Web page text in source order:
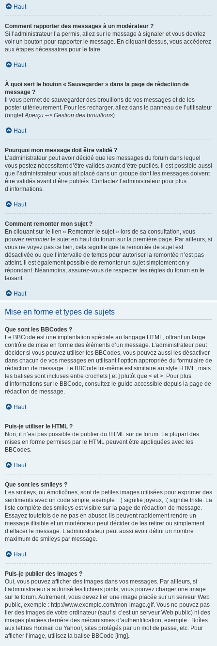
Haut
Comment rapporter des messages à un modérateur ?
Si l’administrateur l’a permis, allez sur le message à signaler et vous devriez
voir un bouton pour rapporter le message. En cliquant dessus, vous accéderez
aux étapes nécessaires pour le faire.
Haut
À quoi sert le bouton « Sauvegarder » dans la page de rédaction de
message ?
Il vous permet de sauvegarder des brouillons de vos messages et de les
poster ultérieurement. Pour les recharger, allez dans le panneau de l’utilisateur
(ongletAperçu --> Gestion des brouillons).
Haut
Pourquoi mon message doit être validé ?
L’administrateur peut avoir décidé que les messages du forum dans lequel
vous postez nécessitent d’être validés avant d’être publiés. Il est possible aussi
que l’administrateur vous ait placé dans un groupe dont les messages doivent
être validés avant d’être publiés. Contactez l’administrateur pour plus
d’informations.
Haut
Comment remonter mon sujet ?
En cliquant sur le lien « Remonter le sujet » lors de sa consultation, vous
pouvez remonterle sujet en haut du forum sur la première page. Par ailleurs, si
vous ne voyez pas ce lien, cela signifie que la remontée de sujet est
désactivée ou que l’intervalle de temps pour autoriser la remontée n’est pas
atteint. Il est également possible de remonter un sujet simplement en y
répondant. Néanmoins, assurez-vous de respecter les règles du forum en le
faisant.
Haut
Mise en forme et types de sujets
Que sont les BBCodes ?
Le BBCode est une implantation spéciale au langage HTML, offrant un large
contrôle de mise en forme des éléments d’un message. L’administrateur peut
décider si vous pouvez utiliser les BBCodes, vous pouvez aussi les désactiver
dans chacun de vos messages en utilisant l’option appropriée du formulaire de
rédaction de message. Le BBCode lui-même est similaire au style HTML, mais
les balises sont incluses entre crochets [ et ] plutôt que < et >. Pour plus
d’informations sur le BBCode, consultez le guide accessible depuis la page de
rédaction de message.
Haut
Puis-je utiliser le HTML ?
Non, il n’est pas possible de publier du HTML sur ce forum. La plupart des
mises en forme permises par le HTML peuvent être appliquées avec les
BBCodes.
Haut
Que sont les smileys ?
Les smileys, ou émoticônes, sont de petites images utilisées pour exprimer des
sentiments avec un code simple, exemple : :) signifie joyeux, :( signifie triste. La
liste complète des smileys est visible sur la page de rédaction de message.
Essayez toutefois de ne pas en abuser. Ils peuvent rapidement rendre un
message illisible et un modérateur peut décider de les retirer ou simplement
d’effacer le message. L’administrateur peut aussi avoir défini un nombre
maximum de smileys par message.
Haut
Puis-je publier des images ?
Oui, vous pouvez afficher des images dans vos messages. Par ailleurs, si
l’administrateur a autorisé les fichiers joints, vous pouvez charger une image
sur le forum. Autrement, vous devez lier une image placée sur un serveur Web
public, exemple : http://www.exemple.com/mon-image.gif. Vous ne pouvez pas
lier des images de votre ordinateur (sauf si c’est un serveur Web public) ni des
images placées derrière des mécanismes d’authentification, exemple : Boîtes
aux lettres Hotmail ou Yahoo!, sites protégés par un mot de passe, etc. Pour
afficher l’image, utilisez la balise BBCode [img].